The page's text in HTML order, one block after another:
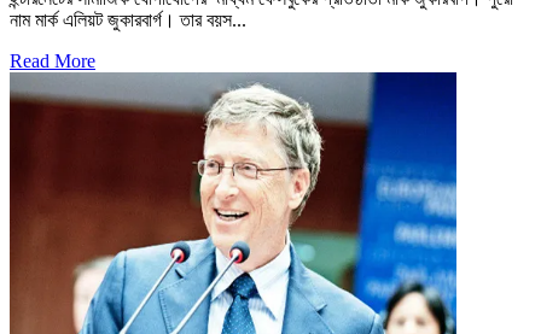
নাম মার্ক এলিয়ট জুকারবার্গ। তার বয়স...
Read More